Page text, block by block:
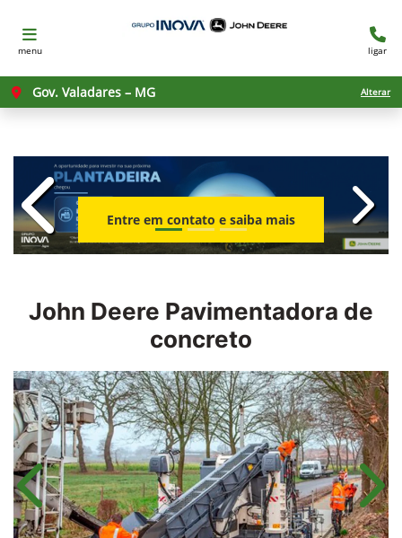
menu ligar
Gov. Valadares – MG Alterar
Entre em contato e saiba mais
templates.template-
John Deere Pavimentadora de
concreto
Anterior